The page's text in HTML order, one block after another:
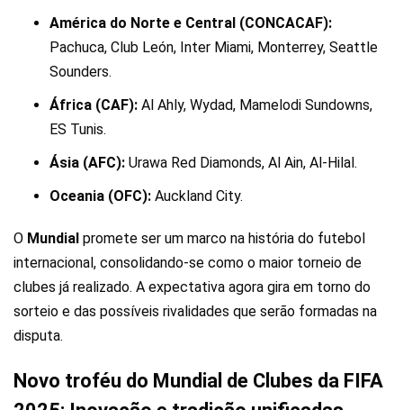
América do Norte e Central (CONCACAF):
Pachuca, Club León, Inter Miami, Monterrey, Seattle
Sounders.
África (CAF): Al Ahly, Wydad, Mamelodi Sundowns,
ES Tunis.
Ásia (AFC): Urawa Red Diamonds, Al Ain, Al-Hilal.
Oceania (OFC): Auckland City.
O Mundial promete ser um marco na história do futebol
internacional, consolidando-se como o maior torneio de
clubes já realizado. A expectativa agora gira em torno do
sorteio e das possíveis rivalidades que serão formadas na
disputa.
Novo troféu do Mundial de Clubes da FIFA